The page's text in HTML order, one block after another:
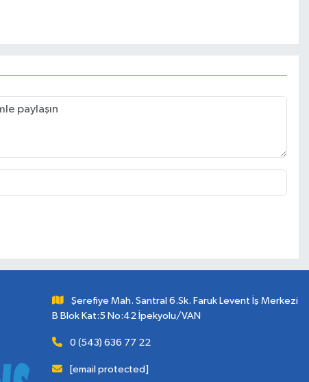
Şerefiye Mah. Santral 6.Sk. Faruk Levent İş Merkezi
B Blok Kat:5 No:42 İpekyolu/VAN
0 (543) 636 77 22
[email protected]